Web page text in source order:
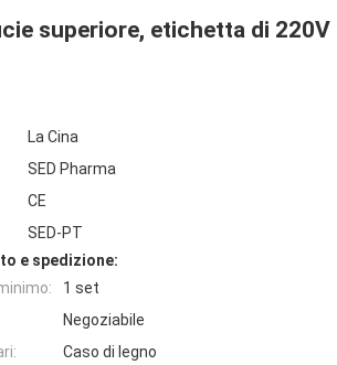
superiore, etichetta di 220V
La Cina
SED Pharma
CE
SED-PT
e spedizione:
1 set
Negoziabile
Caso di legno